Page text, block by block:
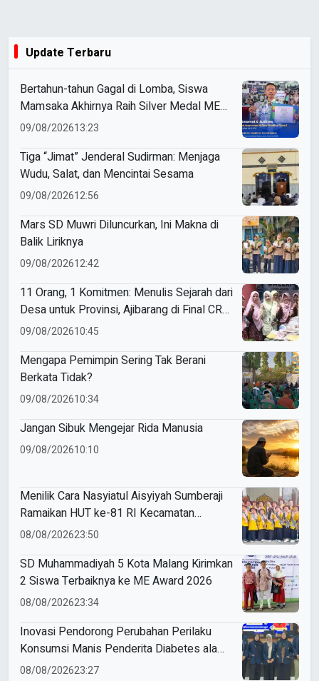
Update Terbaru
Bertahun-tahun Gagal di Lomba, Siswa
Mamsaka Akhirnya Raih Silver Medal ME
Awards 2026
09/08/202613:23
Tiga “Jimat” Jenderal Sudirman: Menjaga
Wudu, Salat, dan Mencintai Sesama
09/08/202612:56
Mars SD Muwri Diluncurkan, Ini Makna di
Balik Liriknya
09/08/202612:42
11 Orang, 1 Komitmen: Menulis Sejarah dari
Desa untuk Provinsi, Ajibarang di Final CRM
2026
09/08/202610:45
Mengapa Pemimpin Sering Tak Berani
Berkata Tidak?
09/08/202610:34
Jangan Sibuk Mengejar Rida Manusia
09/08/202610:10
Menilik Cara Nasyiatul Aisyiyah Sumberaji
Ramaikan HUT ke-81 RI Kecamatan
Sukodadi
08/08/202623:50
SD Muhammadiyah 5 Kota Malang Kirimkan
2 Siswa Terbaiknya ke ME Award 2026
08/08/202623:34
Inovasi Pendorong Perubahan Perilaku
Konsumsi Manis Penderita Diabetes ala
Mahasiswa Unesa
08/08/202623:27